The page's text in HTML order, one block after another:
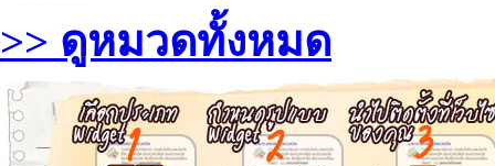
>> ดูหมวดทั้งหมด